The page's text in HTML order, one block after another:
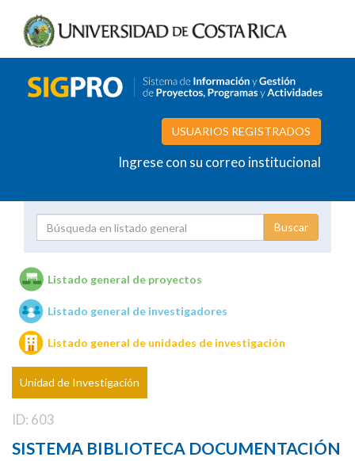
USUARIOS REGISTRADOS
Ingrese con su correo institucional
Unidades de investigación
Listado general de proyectos
Listado general de investigadores
Listado general de unidades de investigación
Unidad de Investigación
ID: 603
SISTEMA BIBLIOTECA DOCUMENTACIÓN